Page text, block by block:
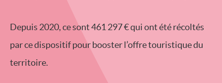
Depuis 2020, ce sont 461 297 € qui ont été récoltés
par ce dispositif pour booster l’offre touristique du
territoire.